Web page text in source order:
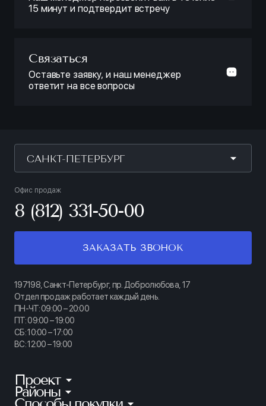
15 минут и подтвердит встречу
Связаться
Оставьте заявку, и наш менеджер
ответит на все вопросы
САНКТ-ПЕТЕРБУРГ
Офис продаж
8 (812) 331-50-00
ЗАКАЗАТЬ ЗВОНОК
197198, Санкт-Петербург, пр. Добролюбова, 17
Отдел продаж работает каждый день.
ПН-ЧТ: 09:00 – 20:00
ПТ: 09:00 – 19:00
СБ: 10:00 – 17:00
ВС: 12:00 – 19:00
Проект
КИНОПАРК
Районы
Калининский